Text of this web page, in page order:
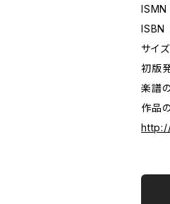
ISBN
サイズ
初版発
楽譜
作品